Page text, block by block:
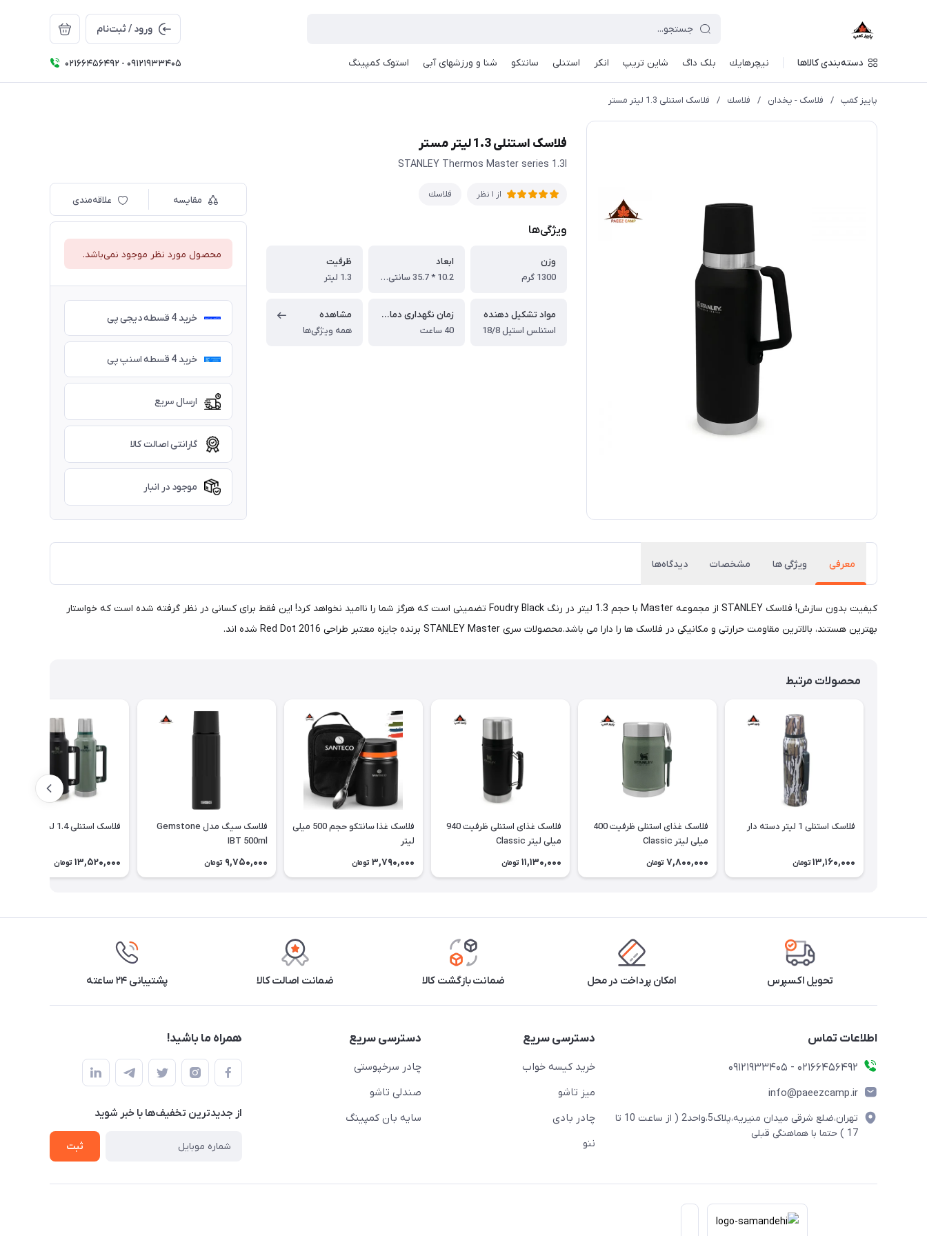
ورود / ثبت‌نام
دسته‌بندی کالاها نيچرهايك بلک داگ شاین تریپ انکر استنلی سانتکو شنا و ورزشهای آبی استوک کمپینگ 02166456492 - 09121933405
پاییز کمپ / فلاسک - یخدان / فلاسك / فلاسک استنلی 1.3 لیتر مستر
فلاسک استنلی 1.3 لیتر مستر
STANLEY Thermos Master series 1.3l
از 1 نظر فلاسك
ویژگی‌ها
وزن
1300 گرم
ابعاد
10.2 * 35.7 سانتی متر
ظرفیت
1.3 لیتر
مواد تشکیل دهنده
استنلس استیل 18/8
زمان نگهداری دمای گرم
40 ساعت
مشاهده
همه ویژگی‌ها
مقایسه علاقه‌مندی
محصول مورد نظر موجود نمی‌باشد.
خرید 4 قسطه دیجی پی
خرید 4 قسطه اسنپ پی
ارسال سریع
گارانتی اصالت کالا
موجود در انبار
معرفی ویژگی ها مشخصات دیدگاه‌ها
کیفیت بدون سازش! فلاسک STANLEY از مجموعه Master با حجم 1.3 لیتر در رنگ Foudry Black تضمینی است که هرگز شما را ناامید نخواهد کرد! این فقط برای کسانی در نظر گرفته شده است که خواستار
بهترین هستند، بالاترین مقاومت حرارتی و مکانیکی در فلاسک ها را دارا می باشد.محصولات سری STANLEY Master برنده جایزه معتبر طراحی Red Dot 2016 شده اند.
محصولات مرتبط
فلاسک استنلی 1 لیتر دسته دار
13,160,000 تومان
فلاسک غذای استنلی ظرفیت 400
میلی لیتر Classic
7,800,000 تومان
فلاسک غذای استنلی ظرفیت 940
میلی لیتر Classic
11,130,000 تومان
فلاسک غذا سانتکو حجم 500 میلی
لیتر
3,790,000 تومان
فلاسک سیگ مدل Gemstone
IBT 500ml
9,750,000 تومان
فلاسک استنلی 1.4 لیتر
13,520,000 تومان
تحویل اکسپرس امکان پرداخت در محل ضمانت بازگشت کالا ضمانت اصالت کالا پشتیبانی ۲۴ ساعته
اطلاعات تماس
02166456492 - 09121933405
info@paeezcamp.ir
تهران،ضلع شرقی میدان منیریه،پلاک5،واحد2 ( از ساعت 10 تا
17 ) حتما با هماهنگی قبلی
دسترسی سریع
خرید کیسه خواب
میز تاشو
چادر بادی
ننو
دسترسی سریع
چادر سرخپوستی
صندلی تاشو
سایه بان کمپینگ
همراه ما باشید!
از جدید‌ترین تخفیف‌ها با‌ خبر شوید
ثبت